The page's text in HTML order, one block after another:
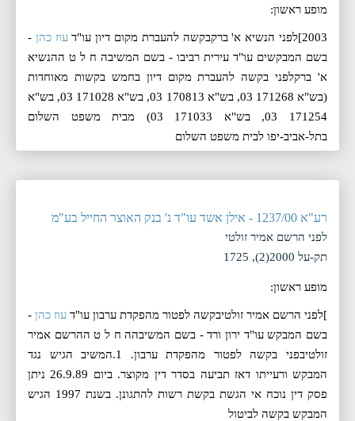
מופע ראשון:
2003]לפני הנשיא א' ברקבקשה להעברת מקום דיון עו"ד עוז כהן -
בשם המבקשים עו"ד עירית רביבו - בשם המשיבה ח ל ט ההנשיא
א' ברקלפני בקשה להעברת מקום דיון בחמש בקשות מאוחדות
(בש"א 171268 03, בש"א 170813 03, בש"א 171028 03, בש"א
171254 03, בש"א 171033 03) מבית משפט השלום
בתל-אביב-יפו לבית משפט השלום
רע"א 1237/00 - אילן אשד עו"ד נ' בנק האוצר החייל בע"מ
לפני הרשם אמיר זולטי
תק-על 2000(2), 1725
מופע ראשון:
]לפני הרשם אמיר זולטיבקשה לפטור מהפקדת ערבון עו"ד עוז כהן -
בשם המבקש עו"ד ירון ורד - בשם המשיבהה ח ל ט ההרשם אמיר
זולטיבפני בקשה לפטור מהפקדת ערבון. 1.המשיב הגיש נגד
המבקש ורעייתו דאז תביעה בסדר דין מקוצר. ביום 26.9.89 ניתן
פסק דין נוכח אי הגשת בקשת רשות להתגונן. בשנת 1997 הגיש
המבקש בקשה לביטול